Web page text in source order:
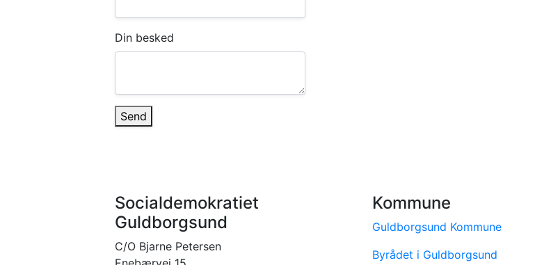
Din besked
Send
Socialdemokratiet
Guldborgsund
C/O Bjarne Petersen
Kommune
Guldborgsund Kommune
Byrådet i Guldborgsund